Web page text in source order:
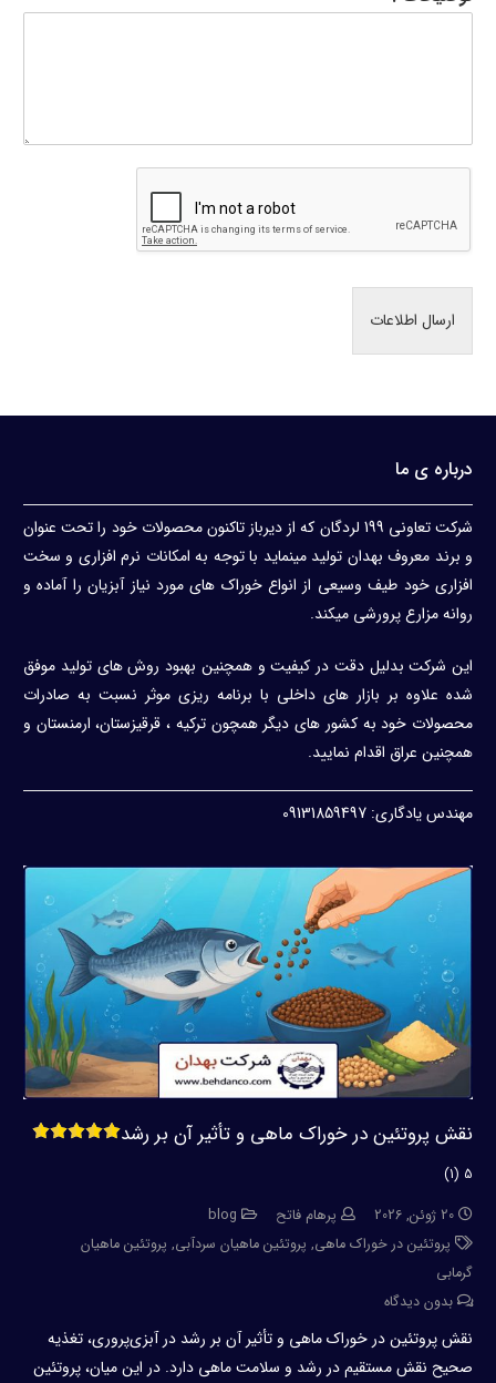
ارسال اطلاعات
درباره ی ما
شرکت تعاونی 199 لردگان که از دیرباز تاکنون محصولات خود را تحت عنوان
و برند معروف بهدان تولید مینماید با توجه به امکانات نرم افزاری و سخت
افزاری خود طیف وسیعی از انواع خوراک های مورد نیاز آبزیان را آماده و
روانه مزارع پرورشی میکند.
این شرکت بدلیل دقت در کیفیت و همچنین بهبود روش های تولید موفق
شده علاوه بر بازار های داخلی با برنامه ریزی موثر نسبت به صادرات
محصولات خود به کشور های دیگر همچون ترکیه ، قرقیزستان، ارمنستان و
همچنین عراق اقدام نمایید.
مهندس یادگاری: 09131859497
نقش پروتئین در خوراک ماهی و تأثیر آن بر رشد
5 (1)
پرهام فاتح
blog
پروتئین در خوراک ماهی, پروتئین ماهیان سردآبی, پروتئین ماهیان
گرمابی
بدون دیدگاه
نقش پروتئین در خوراک ماهی و تأثیر آن بر رشد در آبزی‌پروری، تغذیه
صحیح نقش مستقیم در رشد و سلامت ماهی دارد. در این میان، پروتئین